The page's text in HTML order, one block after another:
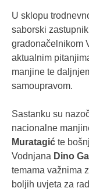
U sklopu
saborski zastupnik
gradonačelnikom
aktualnim
manjine te
samoupravom.
Sastanku su
nacionalne
Muratagić te
Vodnjana Dino
temama važnima
boljih uvjeta za